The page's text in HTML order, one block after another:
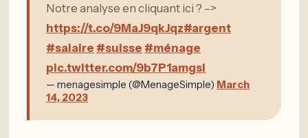
Notre analyse en cliquant ici ? –>
https://t.co/9MaJ9qkJqz#argent
#salaire #suisse #ménage
pic.twitter.com/9b7P1amgsl
— menagesimple (@MenageSimple) March
14, 2023